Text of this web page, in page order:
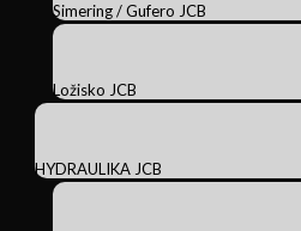
Simering / Gufero JCB
Ložisko JCB
HYDRAULIKA JCB